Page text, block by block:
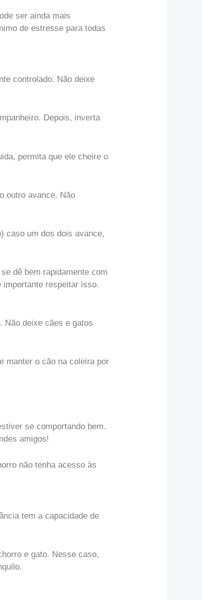
ser ainda mais
de estresse para todas
controlado. Não deixe
Depois, inverta
permita que ele cheire o
outro avance. Não
caso um dos dois avance,
se dê bem rapidamente com
respeitar isso.
Não deixe cães e gatos
manter o cão na coleira por
se comportando bem.
amigos!
não tenha acesso às
tem a capacidade de
e gato. Nesse caso,